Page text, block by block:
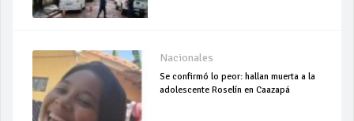
Nacionales
Se confirmó lo peor: hallan muerta a la
adolescente Roselín en Caazapá